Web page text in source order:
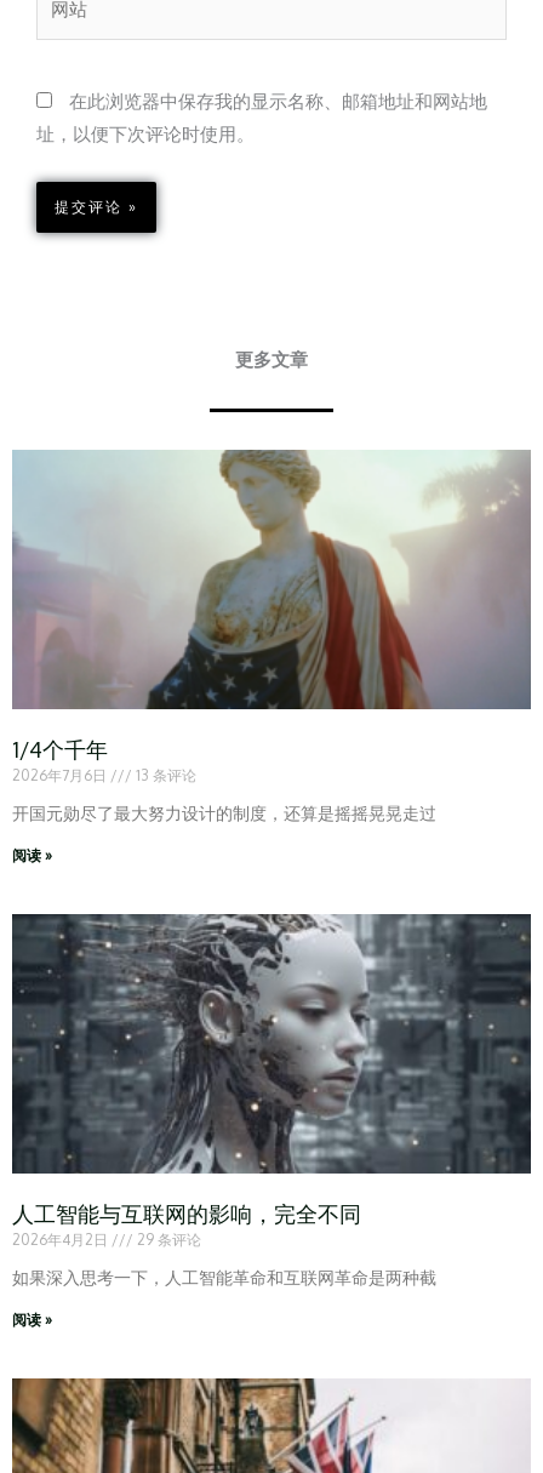
站
在此浏览器中保存我的显示名称、邮箱地址和网站地
址，以便下次评论时使用。
更多文章
1/4个千年
2026年7月6日 13 条评论
开国元勋尽了最大努力设计的制度，还算是摇摇晃晃走过
阅读 »
人工智能与互联网的影响，完全不同
2026年4月2日 29 条评论
如果深入思考一下，人工智能革命和互联网革命是两种截
阅读 »
PagePagePagePagePage PagePagePage
PagePagePagePage PagePage
PagePagePagePage